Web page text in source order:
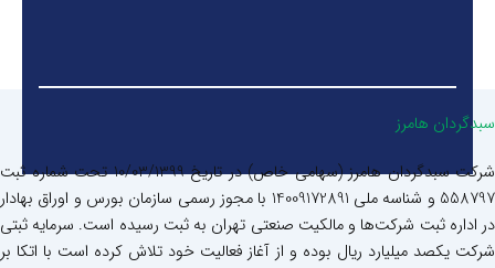
سبدگردان هامرز
شرکت سبدگردان هامرز (سهامی خاص) در تاریخ 10/03/1399 تحت شماره ثبت
558797 و شناسه ملی 14009172891 با مجوز رسمی سازمان بورس و اوراق بهادار
در اداره ثبت شرکت‌ها و مالکیت صنعتی تهران به ثبت رسیده است. سرمایه ثبتی
شرکت یکصد میلیارد ریال بوده و از آغاز فعالیت خود تلاش کرده است با اتکا بر